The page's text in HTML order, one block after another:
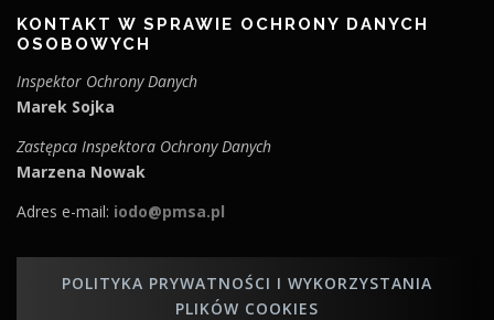
KONTAKT W SPRAWIE OCHRONY DANYCH
OSOBOWYCH
Inspektor Ochrony Danych
Marek Sojka
Zastępca Inspektora Ochrony Danych
Marzena Nowak
Adres e-mail: iodo@pmsa.pl
POLITYKA PRYWATNOŚCI I WYKORZYSTANIA
PLIKÓW COOKIES